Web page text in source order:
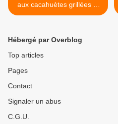
aux cacahuètes grillées et
au tofu lactofermenté
Hébergé par Overblog
Top articles
Pages
Contact
Signaler un abus
C.G.U.